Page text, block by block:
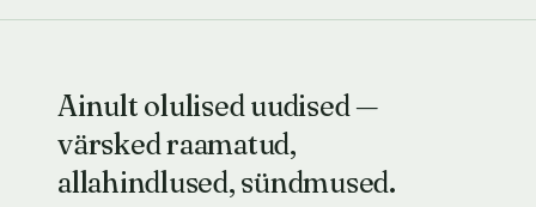
Ainult olulised uudised —
värsked raamatud,
allahindlused, sündmused.